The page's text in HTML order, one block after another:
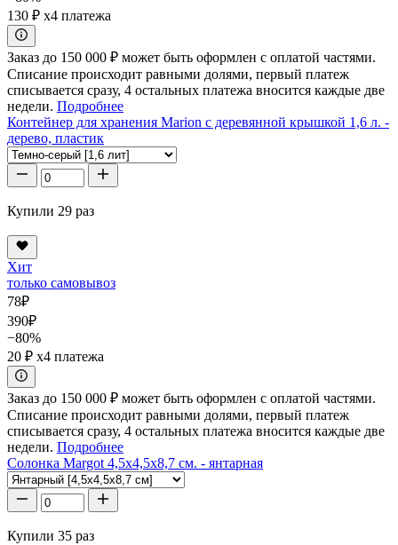
130 ₽ x4 платежа
Заказ до 150 000 ₽ может быть оформлен с оплатой частями.
Списание происходит равными долями, первый платеж
списывается сразу, 4 остальных платежа вносится каждые две
недели. Подробнее
Контейнер для хранения Marion с деревянной крышкой 1,6 л. -
дерево, пластик
Купили 29 раз
Хит
только самовывоз
78₽
390₽
−80%
20 ₽ x4 платежа
Заказ до 150 000 ₽ может быть оформлен с оплатой частями.
Списание происходит равными долями, первый платеж
списывается сразу, 4 остальных платежа вносится каждые две
недели. Подробнее
Солонка Margot 4,5x4,5x8,7 см. - янтарная
Купили 35 раз